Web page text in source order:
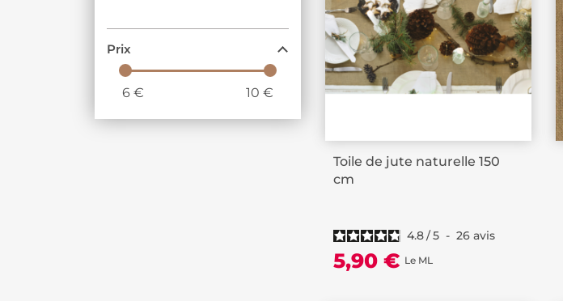
Prix
6 € 10 €
Toile de jute naturelle 150
cm
4.8/5 - 26 avis
5,90 € Le ML